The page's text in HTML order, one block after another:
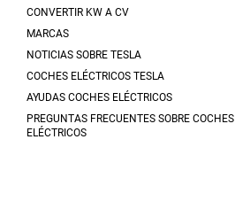
CONVERTIR KW A CV
MARCAS
NOTICIAS SOBRE TESLA
COCHES ELÉCTRICOS TESLA
AYUDAS COCHES ELÉCTRICOS
PREGUNTAS FRECUENTES SOBRE COCHES
ELÉCTRICOS